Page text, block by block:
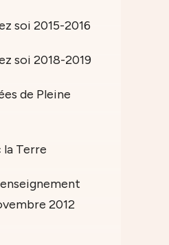
soi 2015-2016
soi 2018-2019
de Pleine
la Terre
2012